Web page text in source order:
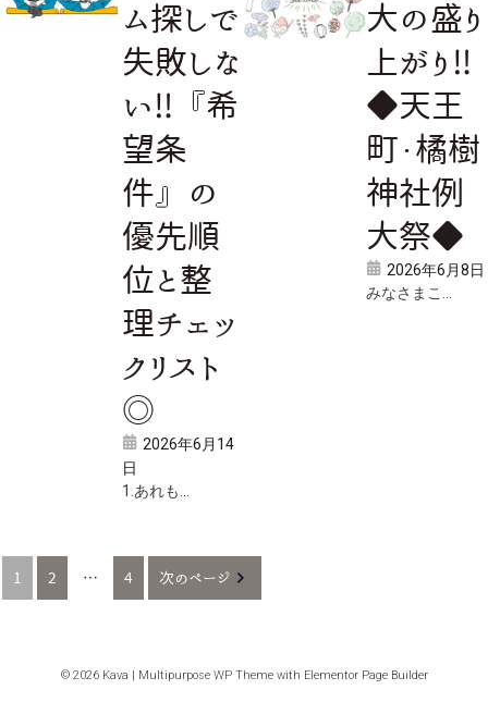
ム探しで
失敗しな
い‼『希
望条
件』の
優先順
位と整
理チェッ
クリスト
◎
2026年6月14
日
1.あれも...
大の盛り
上がり‼
◆天王
町・橘樹
神社例
大祭◆
2026年6月8日
みなさまこ...
1 2 … 4 次のページ
© 2026 Kava | Multipurpose WP Theme with Elementor Page Builder